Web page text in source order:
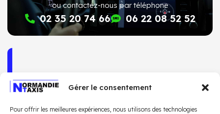
Gérer le consentement
Pour offrir les meilleures expériences, nous utilisons des technologies
ou contactez-nous par téléphone
02 35 20 74 66 06 22 08 52 52